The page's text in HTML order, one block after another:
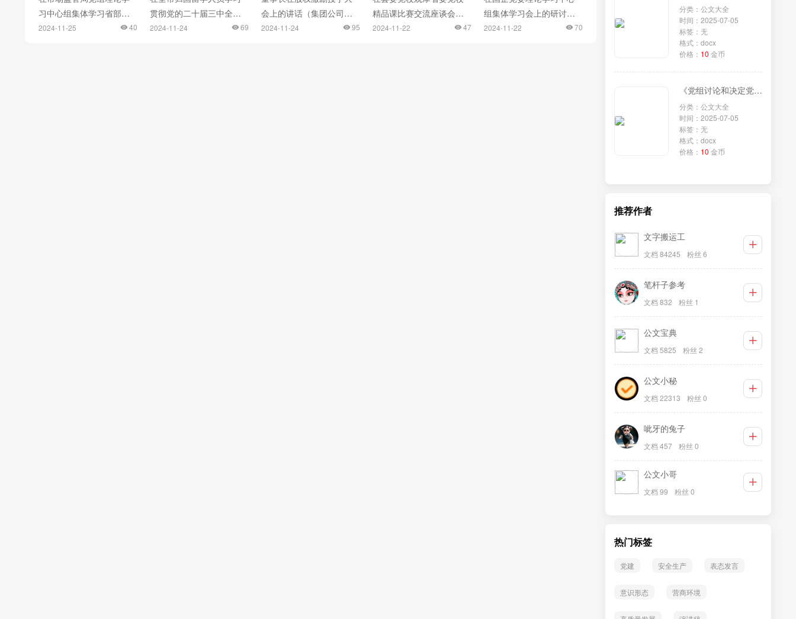
习中心组集体学习省部级
主要领导干部学习贯彻党
2024-11-25 40
贯彻党的二十届三中全会
精神座谈会上的发言材料
2024-11-24 69
会上的讲话（集团公司）
（2篇）
2024-11-24 95
精品课比赛交流座谈会上
的交流发言
2024-11-22 47
组集体学习会上的研讨交
流发言（新质生产力专
2024-11-22 70
分类：公文大全
时间：2025-07-05
标签：无
格式：docx
价格： 10 金币
《党组讨论和决定党员处分事项工作程序规定》学习研讨发言：深入贯彻程序规定，强化政法队伍纪律建设
分类：公文大全
时间：2025-07-05
标签：无
格式：docx
价格： 10 金币
推荐作者
文字搬运工
文档 84245 粉丝 6
笔杆子参考
文档 832 粉丝 1
公文宝典
文档 5825 粉丝 2
公文小秘
文档 22313 粉丝 0
呲牙的兔子
文档 457 粉丝 0
公文小哥
文档 99 粉丝 0
热门标签
党建 安全生产 表态发言
意识形态 营商环境